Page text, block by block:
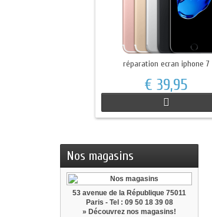
réparation ecran iphone 7
€ 39,95
Nos magasins
53 avenue de la République 75011
Paris - Tel : 09 50 18 39 08
» Découvrez nos magasins!